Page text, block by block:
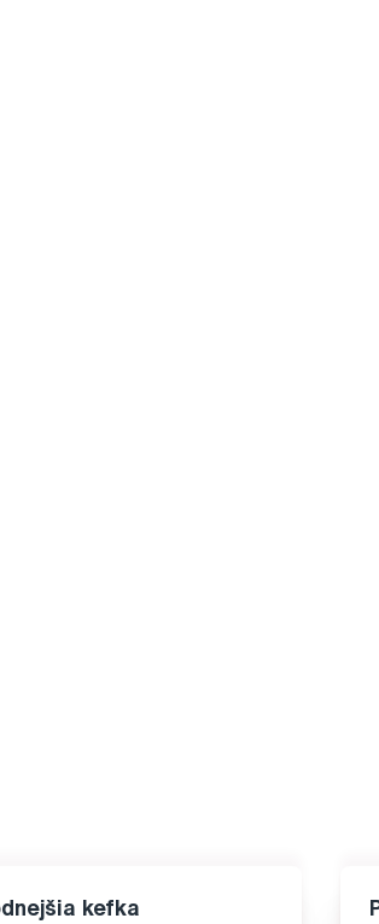
kefka